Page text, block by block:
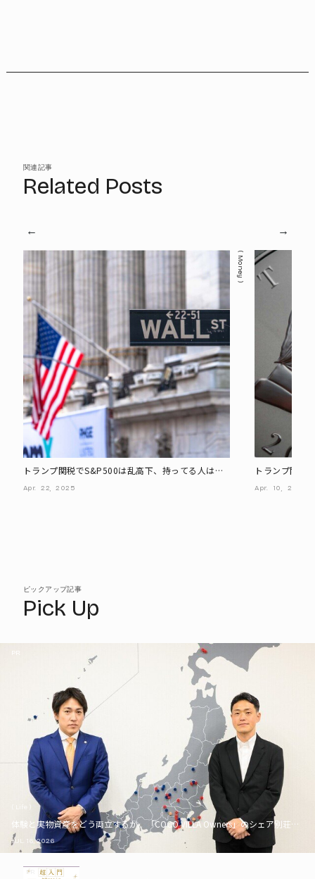
関連記事
Related Posts
Money
トランプ関税でS&P500は乱高下、持ってる人は売
った方がいい?
Apr. 22, 2025
トランプ関税
株・3選
Apr. 10, 2025
ピックアップ記事
Pick Up
PR
体験と実物資産をどう両立するか。「COCO VILLA Owners」のシェア別荘とい
JUL. 16, 2026
PR